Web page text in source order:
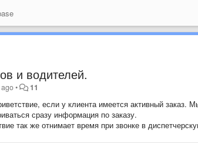
и водителей.
• 11
если у клиента имеется активный заказ.
сразу информация по заказу.
так же отнимает время при звонке в